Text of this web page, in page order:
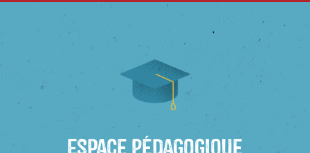
Espace Pédagogique